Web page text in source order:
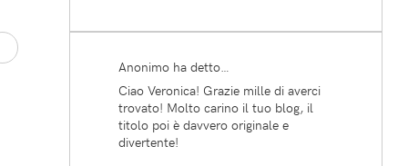
Anonimo ha detto…
Ciao Veronica! Grazie mille di averci
trovato! Molto carino il tuo blog, il
titolo poi è davvero originale e
divertente!